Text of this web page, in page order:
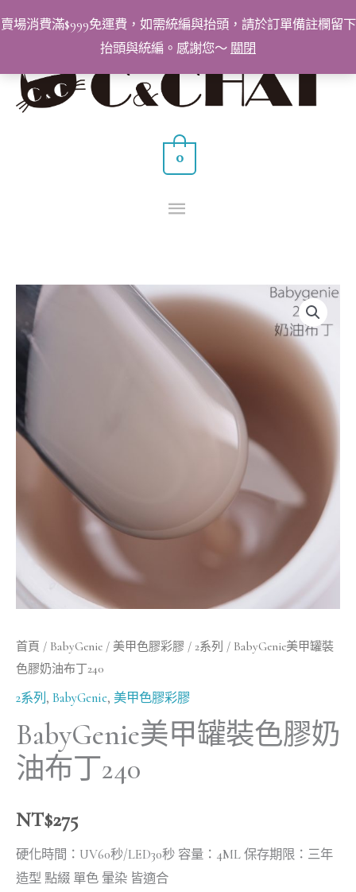
賣場消費滿$999免運費，如需統編與抬頭，請於訂單備註欄留下
抬頭與統編。感謝您～ 關閉
至
要
選
0
首頁 / BabyGenie / 美甲色膠彩膠 / 2系列 / BabyGenie美甲罐裝
色膠奶油布丁240
2系列, BabyGenie, 美甲色膠彩膠
BabyGenie美甲罐裝色膠奶
油布丁240
NT$275
硬化時間：UV60秒/LED30秒 容量：4ML 保存期限：三年
造型 點綴 單色 暈染 皆適合
BabyGenie
甲
罐
裝
色
膠
丁
240
數
量